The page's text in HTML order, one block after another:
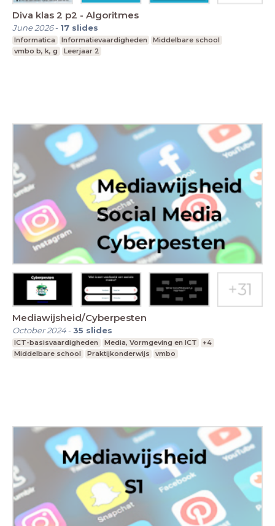
Diva klas 2 p2 - Algoritmes
June 2026- 17 slides
Informatica Informatievaardigheden
Middelbare school
vmbo b, k, g
Leerjaar 2
Mediawijsheid/Cyberpesten
October 2024-35 slides
ICT-basisvaardigheden Media, Vormgeving en ICT
+4
Middelbare school
Praktijkonderwijs vmbo